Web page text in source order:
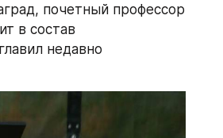
почетный профессор
в состав
недавно